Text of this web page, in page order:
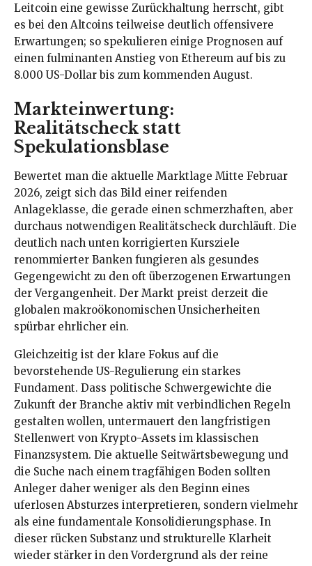
Leitcoin eine gewisse Zurückhaltung herrscht, gibt
es bei den Altcoins teilweise deutlich offensivere
Erwartungen; so spekulieren einige Prognosen auf
einen fulminanten Anstieg von Ethereum auf bis zu
8.000 US-Dollar bis zum kommenden August.
Markteinwertung:
Realitätscheck statt
Spekulationsblase
Bewertet man die aktuelle Marktlage Mitte Februar
2026, zeigt sich das Bild einer reifenden
Anlageklasse, die gerade einen schmerzhaften, aber
durchaus notwendigen Realitätscheck durchläuft. Die
deutlich nach unten korrigierten Kursziele
renommierter Banken fungieren als gesundes
Gegengewicht zu den oft überzogenen Erwartungen
der Vergangenheit. Der Markt preist derzeit die
globalen makroökonomischen Unsicherheiten
spürbar ehrlicher ein.
Gleichzeitig ist der klare Fokus auf die
bevorstehende US-Regulierung ein starkes
Fundament. Dass politische Schwergewichte die
Zukunft der Branche aktiv mit verbindlichen Regeln
gestalten wollen, untermauert den langfristigen
Stellenwert von Krypto-Assets im klassischen
Finanzsystem. Die aktuelle Seitwärtsbewegung und
die Suche nach einem tragfähigen Boden sollten
Anleger daher weniger als den Beginn eines
uferlosen Absturzes interpretieren, sondern vielmehr
als eine fundamentale Konsolidierungsphase. In
dieser rücken Substanz und strukturelle Klarheit
wieder stärker in den Vordergrund als der reine